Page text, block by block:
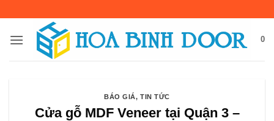
nội
0
BÁO GIÁ,TIN TỨC
Cửa gỗ MDF Veneer tại Quận 3 –